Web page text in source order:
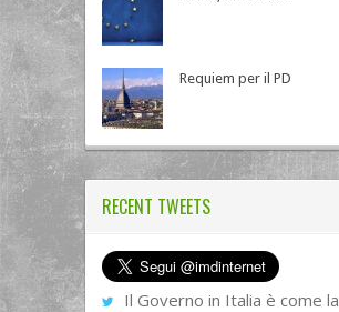
Requiem per il PD
RECENT TWEETS
Il Governo in Italia è come la